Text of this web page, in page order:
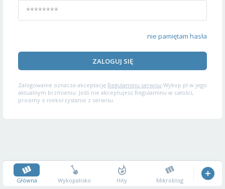
nie pamiętam hasła
ZALOGUJ SIĘ
Zalogowanie oznacza akceptację Regulaminu serwisu Wykop.pl w jego
aktualnym brzmieniu. Jeśli nie akceptujesz Regulaminu w całości,
prosimy o niekorzystanie z serwisu.
Główna Wykopalisko Hity Mikroblog